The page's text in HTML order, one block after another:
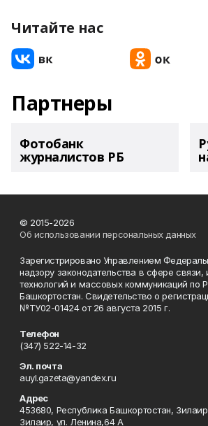
Читайте нас
Партнеры
Фотобанк
журналистов РБ
© 2015-2026
Об использовании персональных данных
Зарегистрировано Управлением
надзору законодательства в сфере
технологий и массовых коммуникаций по
Башкортостан. Свидетельство о
№ТУ02-01424 от 26 августа 2015 г.
Телефон
(347) 522-14-32
Эл. почта
auyl.gazeta@yandex.ru
Адрес
453680, Республика Башкортостан,
Зилаир, ул. Ленина,64 А